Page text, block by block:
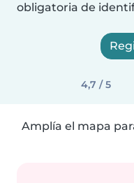
obligatoria de
4,7 / 5
Amplía el mapa